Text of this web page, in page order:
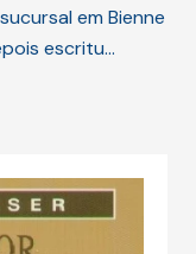
em Bienne
escritu…